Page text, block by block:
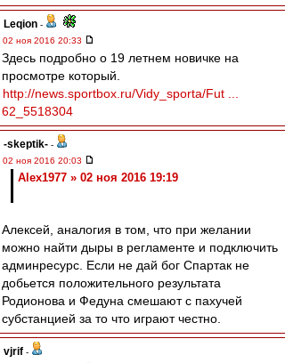
Leqion -
02 ноя 2016 20:33
Здесь подробно о 19 летнем новичке на
просмотре который.
http://news.sportbox.ru/Vidy_sporta/Fut ...
62_5518304
-skeptik- -
02 ноя 2016 20:03
Alex1977 » 02 ноя 2016 19:19
Алексей, аналогия в том, что при желании
можно найти дыры в регламенте и подключить
админресурс. Если не дай бог Спартак не
добьется положительного результата
Родионова и Федуна смешают с пахучей
субстанцией за то что играют честно.
vjrif -